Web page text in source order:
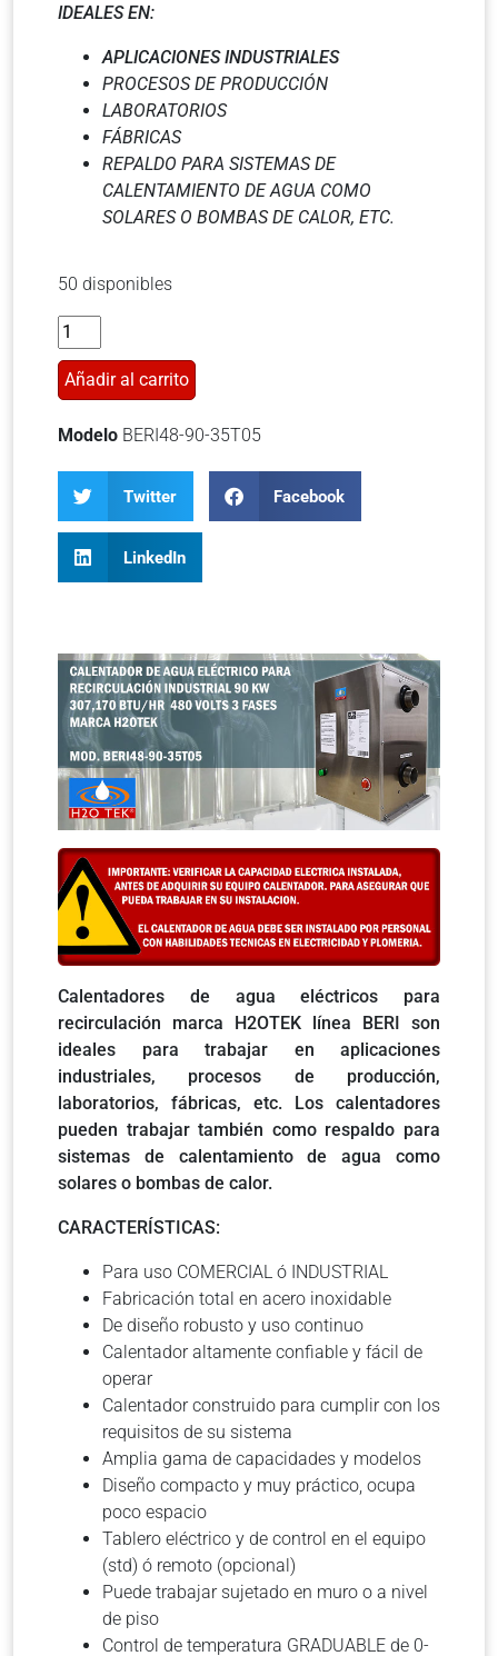
IDEALES EN:
APLICACIONES INDUSTRIALES
PROCESOS DE PRODUCCIÓN
LABORATORIOS
FÁBRICAS
REPALDO PARA SISTEMAS DE
CALENTAMIENTO DE AGUA COMO
SOLARES O BOMBAS DE CALOR, ETC.
50 disponibles
Añadir al carrito
Modelo BERI48-90-35T05
Twitter Facebook
LinkedIn
Calentadores de agua eléctricos para
recirculación marca H2OTEK línea BERI son
ideales para trabajar en aplicaciones
industriales, procesos de producción,
laboratorios, fábricas, etc. Los calentadores
pueden trabajar también como respaldo para
sistemas de calentamiento de agua como
solares o bombas de calor.
CARACTERÍSTICAS:
Para uso COMERCIAL ó INDUSTRIAL
Fabricación total en acero inoxidable
De diseño robusto y uso continuo
Calentador altamente confiable y fácil de
operar
Calentador construido para cumplir con los
requisitos de su sistema
Amplia gama de capacidades y modelos
Diseño compacto y muy práctico, ocupa
poco espacio
Tablero eléctrico y de control en el equipo
(std) ó remoto (opcional)
Puede trabajar sujetado en muro o a nivel
de piso
Control de temperatura GRADUABLE de 0-